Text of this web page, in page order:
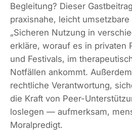
Begleitung? Dieser
praxisnahe, leicht
„Sicheren Nutzung in
erkläre, worauf es in privaten
und Festivals, im
Notfällen ankommt.
rechtliche Verantwortung,
die Kraft von Peer-
loslegen — aufmerksam,
Moralpredigt.